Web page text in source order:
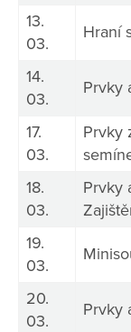
13.
03.
Hraní
14.
03.
Prvky
17.
03.
Prvky
18.
03.
Prvky
19.
03.
20.
03.
Prvky